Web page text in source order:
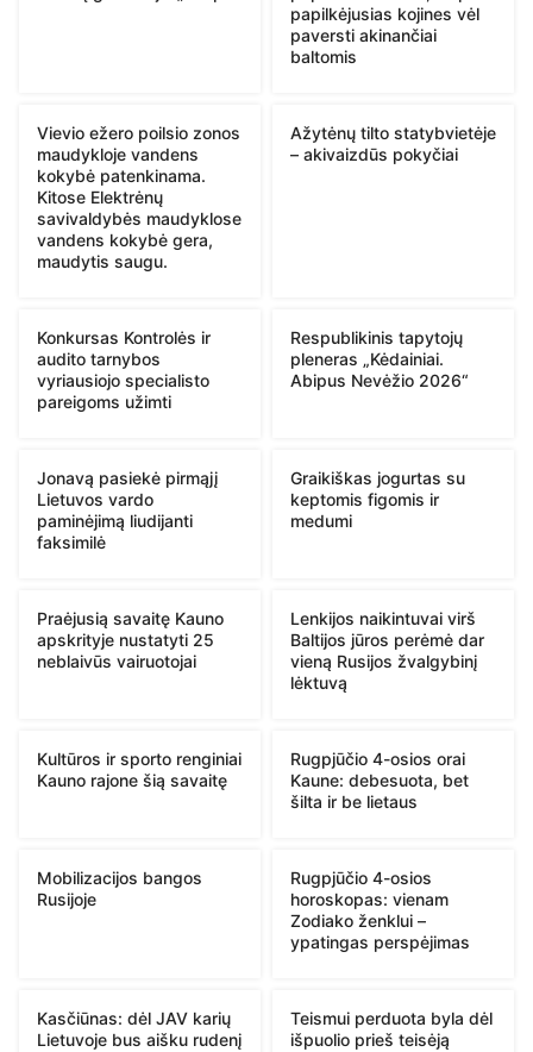
papilkėjusias kojines vėl
paversti akinančiai
baltomis
Vievio ežero poilsio zonos
maudykloje vandens
kokybė patenkinama.
Kitose Elektrėnų
savivaldybės maudyklose
vandens kokybė gera,
maudytis saugu.
Ažytėnų tilto statybvietėje
– akivaizdūs pokyčiai
Konkursas Kontrolės ir
audito tarnybos
vyriausiojo specialisto
pareigoms užimti
Respublikinis tapytojų
pleneras „Kėdainiai.
Abipus Nevėžio 2026“
Jonavą pasiekė pirmąjį
Lietuvos vardo
paminėjimą liudijanti
faksimilė
Graikiškas jogurtas su
keptomis figomis ir
medumi
Praėjusią savaitę Kauno
apskrityje nustatyti 25
neblaivūs vairuotojai
Lenkijos naikintuvai virš
Baltijos jūros perėmė dar
vieną Rusijos žvalgybinį
lėktuvą
Kultūros ir sporto renginiai
Kauno rajone šią savaitę
Rugpjūčio 4-osios orai
Kaune: debesuota, bet
šilta ir be lietaus
Mobilizacijos bangos
Rusijoje
Rugpjūčio 4-osios
horoskopas: vienam
Zodiako ženklui –
ypatingas perspėjimas
Kasčiūnas: dėl JAV karių
Lietuvoje bus aišku rudenį
Teismui perduota byla dėl
išpuolio prieš teisėją